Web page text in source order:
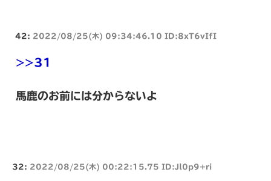
42: 2022/08/25(木) 09:34:46.10 ID:8xT6vIfI
>>31
馬鹿のお前には分からないよ
32: 2022/08/25(木) 00:22:15.75 ID:Jl0p9+ri